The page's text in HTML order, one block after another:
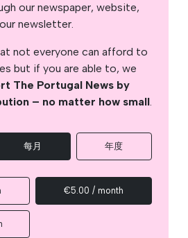
our newspaper, website,
newsletter.
not everyone can afford to
but if you are able to, we
The Portugal News by
– no matter how small.
每月 年度
€5.00 / month